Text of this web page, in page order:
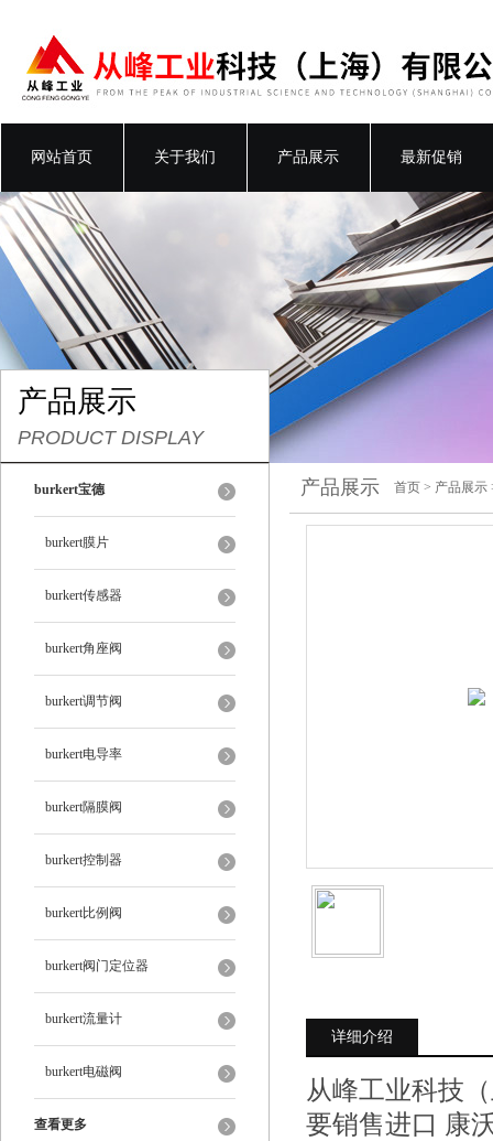
网站首页 关于我们 产品展示 最新促销
产品展示
PRODUCT DISPLAY
burkert宝德
burkert膜片
burkert传感器
burkert角座阀
burkert调节阀
burkert电导率
burkert隔膜阀
burkert控制器
burkert比例阀
burkert阀门定位器
burkert流量计
burkert电磁阀
查看更多
产品展示 首页 > 产品展示
详细介绍
从峰工业科技
要销售进口 康